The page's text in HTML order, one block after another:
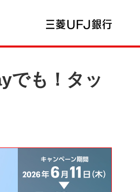
でも！タッ